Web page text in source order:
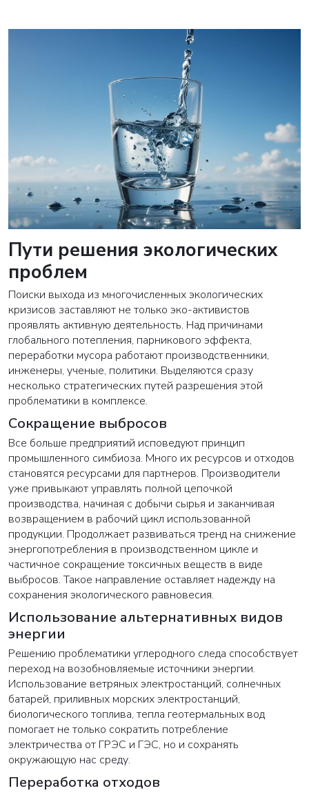
Пути решения экологических
проблем
Поиски выхода из многочисленных экологических
кризисов заставляют не только эко-активистов
проявлять активную деятельность. Над причинами
глобального потепления, парникового эффекта,
переработки мусора работают производственники,
инженеры, ученые, политики. Выделяются сразу
несколько стратегических путей разрешения этой
проблематики в комплексе.
Сокращение выбросов
Все больше предприятий исповедуют принцип
промышленного симбиоза. Много их ресурсов и отходов
становятся ресурсами для партнеров. Производители
уже привыкают управлять полной цепочкой
производства, начиная с добычи сырья и заканчивая
возвращением в рабочий цикл использованной
продукции. Продолжает развиваться тренд на снижение
энергопотребления в производственном цикле и
частичное сокращение токсичных веществ в виде
выбросов. Такое направление оставляет надежду на
сохранения экологического равновесия.
Использование альтернативных видов
энергии
Решению проблематики углеродного следа способствует
переход на возобновляемые источники энергии.
Использование ветряных электростанций, солнечных
батарей, приливных морских электростанций,
биологического топлива, тепла геотермальных вод
помогает не только сократить потребление
электричества от ГРЭС и ГЭС, но и сохранять
окружающую нас среду.
Переработка отходов